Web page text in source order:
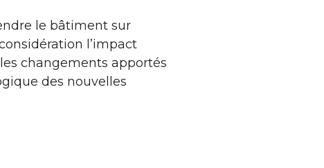
le bâtiment sur
l’impact
changements apportés
des nouvelles